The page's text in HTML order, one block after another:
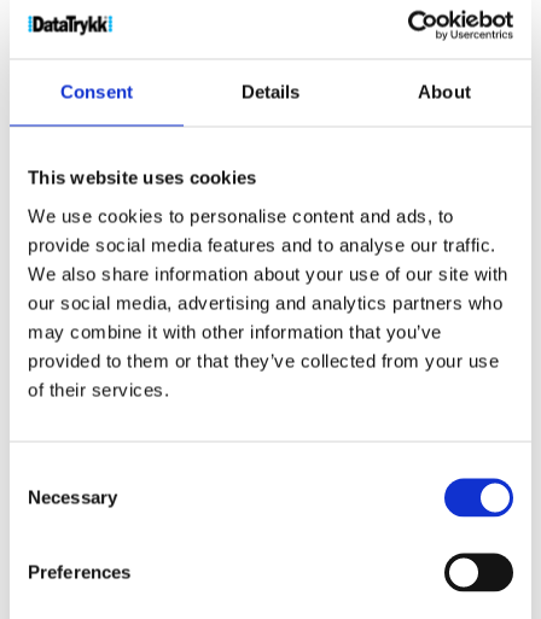
Consent Details About
This website uses cookies
We use cookies to personalise content and ads, to
provide social media features and to analyse our traffic.
We also share information about your use of our site with
our social media, advertising and analytics partners who
may combine it with other information that you’ve
provided to them or that they’ve collected from your use
of their services.
Selection
Necessary
Preferences
Barrie hjerne-avspenningsleke
37 kr
Velg alternativ